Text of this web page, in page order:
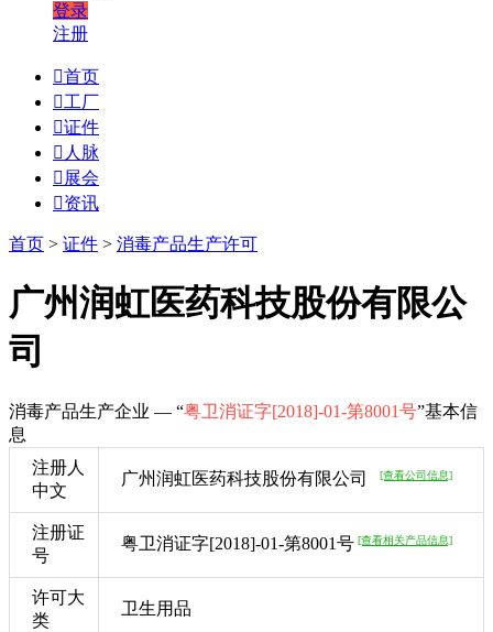
登录
注册
首页
工厂
证件
 人脉
 展会
资讯
首页 > 证件 > 消毒产品生产许可
广州润虹医药科技股份有限公
司
消毒产品生产企业 — “粤卫消证字[2018]-01-第8001号”基本信
息
注册人
中文
广州润虹医药科技股份有限公司 [查看公司信息]
注册证
号
粤卫消证字[2018]-01-第8001号 [查看相关产品信息]
许可大
类
卫生用品